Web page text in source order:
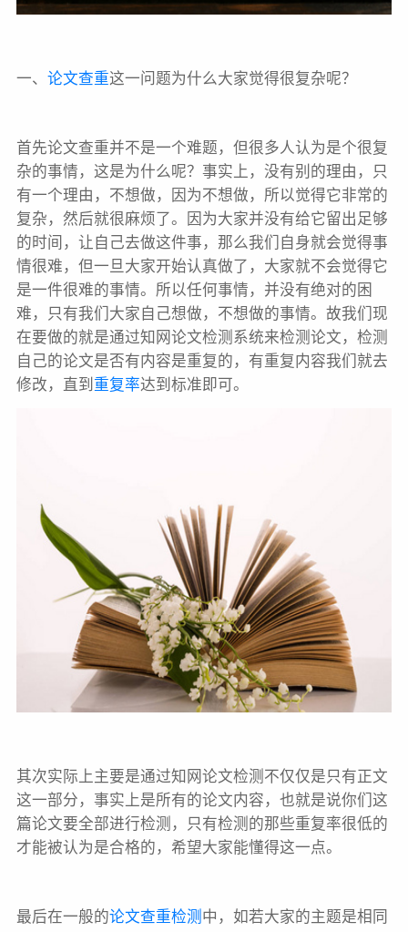
一、 论文查重这一问题为什么大家觉得很复杂呢？
首先论文查重并不是一个难题，但很多人认为是个很复
杂的事情，这是为什么呢？事实上，没有别的理由，只
有一个理由，不想做，因为不想做，所以觉得它非常的
复杂，然后就很麻烦了。因为大家并没有给它留出足够
的时间，让自己去做这件事，那么我们自身就会觉得事
情很难，但一旦大家开始认真做了，大家就不会觉得它
是一件很难的事情。所以任何事情，并没有绝对的困
难，只有我们大家自己想做，不想做的事情。故我们现
在要做的就是通过知网论文检测系统来检测论文，检测
自己的论文是否有内容是重复的，有重复内容我们就去
修改，直到 重复率达到标准即可。
其次实际上主要是通过知网论文检测不仅仅是只有正文
这一部分，事实上是所有的论文内容，也就是说你们这
篇论文要全部进行检测，只有检测的那些重复率很低的
才能被认为是合格的，希望大家能懂得这一点。
最后在一般的论文查重检测 中，如若大家的主题是相同